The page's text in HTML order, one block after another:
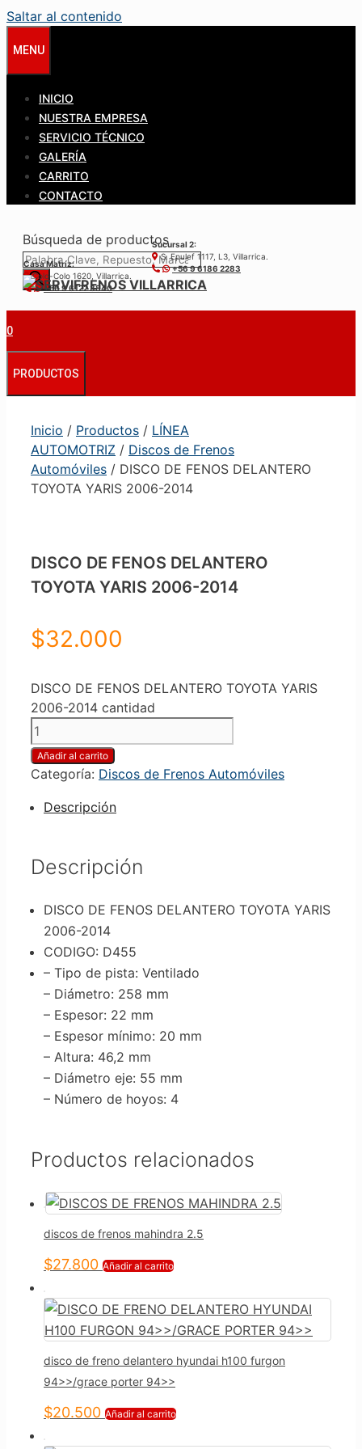
Saltar al contenido
MENU
INICIO
NUESTRA EMPRESA
SERVICIO TÉCNICO
GALERÍA
CARRITO
CONTACTO
Búsqueda de productos
Casa Matríz:
Colo-Colo 1620, Villarrica.
+56 9 6122 3840
Sucursal 2:
S. Epulef 1117, L3, Villarrica.
+56 9 6186 2283
0
PRODUCTOS
Inicio / Productos / LÍNEA
AUTOMOTRIZ / Discos de Frenos
Automóviles / DISCO DE FENOS DELANTERO
TOYOTA YARIS 2006-2014
DISCO DE FENOS DELANTERO
TOYOTA YARIS 2006-2014
$32.000
DISCO DE FENOS DELANTERO TOYOTA YARIS
2006-2014 cantidad
Añadir al carrito
Categoría: Discos de Frenos Automóviles
Descripción
Descripción
DISCO DE FENOS DELANTERO TOYOTA YARIS
2006-2014
CODIGO: D455
– Tipo de pista: Ventilado
– Diámetro: 258 mm
– Espesor: 22 mm
– Espesor mínimo: 20 mm
– Altura: 46,2 mm
– Diámetro eje: 55 mm
– Número de hoyos: 4
Productos relacionados
discos de frenos mahindra 2.5
$27.800 Añadir al carrito
disco de freno delantero hyundai h100 furgon
94>>/grace porter 94>>
$20.500 Añadir al carrito